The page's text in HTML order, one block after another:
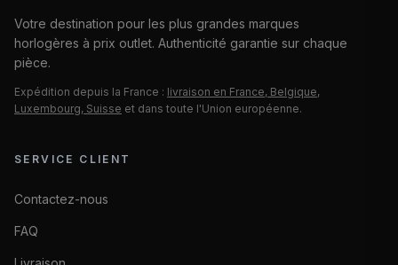
Votre destination pour les plus grandes marques
horlogères à prix outlet. Authenticité garantie sur chaque
pièce.
Expédition depuis la France : livraison en France, Belgique,
Luxembourg, Suisse et dans toute l'Union européenne.
SERVICE CLIENT
Contactez-nous
FAQ